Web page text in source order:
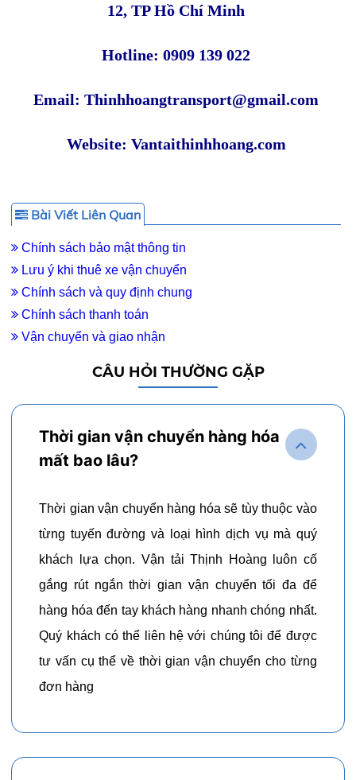
12, TP Hồ Chí Minh
Hotline: 0909 139 022
Email: Thinhhoangtransport@gmail.com
Website: Vantaithinhhoang.com
Bài Viết Liên Quan
Chính sách bảo mật thông tin
Lưu ý khi thuê xe vận chuyển
Chính sách và quy định chung
Chính sách thanh toán
Vận chuyển và giao nhận
CÂU HỎI THƯỜNG GẶP
Thời gian vận chuyển hàng hóa
mất bao lâu?
Thời gian vận chuyển hàng hóa sẽ tùy thuộc vào
từng tuyến đường và loại hình dịch vụ mà quý
khách lựa chọn. Vận tải Thịnh Hoàng luôn cố
gắng rút ngắn thời gian vận chuyển tối đa để
hàng hóa đến tay khách hàng nhanh chóng nhất.
Quý khách có thể liên hệ với chúng tôi để được
tư vấn cụ thể về thời gian vận chuyển cho từng
đơn hàng